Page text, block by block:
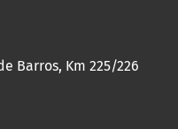
Barros, Km 225/226